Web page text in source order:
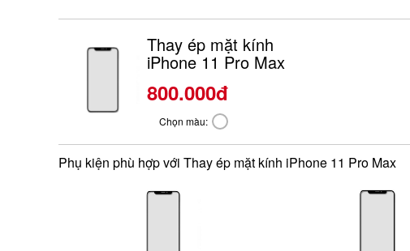
Thay ép mặt kính
iPhone 11 Pro Max
800.000đ
Chọn màu:
Phụ kiện phù hợp với Thay ép mặt kính iPhone 11 Pro Max